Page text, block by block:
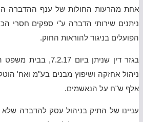
אחת מהרעות החולות של ענף ההדברה
ניתנים שירותי הדברה ע"י ספקים חסרי
הפועלים בניגוד להוראות החוק.
בגזר דין שניתן ביום
אלף ש"ח על הנאשמים.
עניינו של התיק בניהול עסק להדברה